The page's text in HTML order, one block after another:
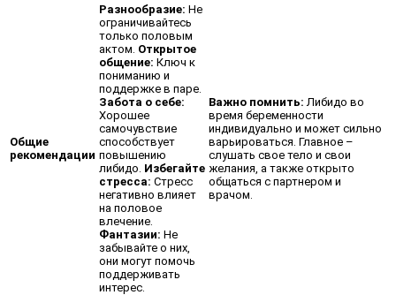
Общие
рекомендации
Разнообразие: Не
ограничивайтесь
только половым
актом. Открытое
общение: Ключ к
пониманию и
поддержке в паре.
Забота о себе:
Хорошее
самочувствие
способствует
повышению
либидо. Избегайте
стресса: Стресс
негативно влияет
на половое
влечение.
Фантазии: Не
забывайте о них,
они могут помочь
поддерживать
интерес.
Важно помнить: Либидо во
время беременности
индивидуально и может сильно
варьироваться. Главное –
слушать свое тело и свои
желания, а также открыто
общаться с партнером и
врачом.